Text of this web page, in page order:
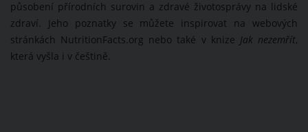
působení přírodních surovin a zdravé životosprávy na lidské
zdraví. Jeho poznatky se můžete inspirovat na webových
stránkách NutritionFacts.org nebo také v knize Jak nezemřít,
která vyšla i v češtině.